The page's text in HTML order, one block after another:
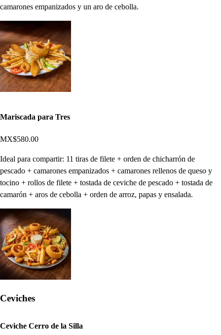
camarones empanizados y un aro de cebolla.
Mariscada para Tres
MX$580.00
Ideal para compartir: 11 tiras de filete + orden de chicharrón de
pescado + camarones empanizados + camarones rellenos de queso y
tocino + rollos de filete + tostada de ceviche de pescado + tostada de
camarón + aros de cebolla + orden de arroz, papas y ensalada.
Ceviches
Ceviche Cerro de la Silla